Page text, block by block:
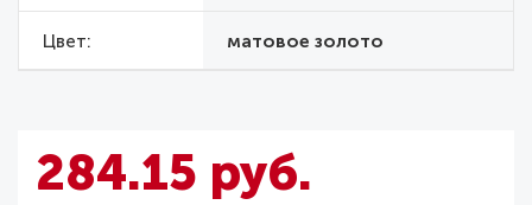
Цвет матовое золото
284.15 руб.